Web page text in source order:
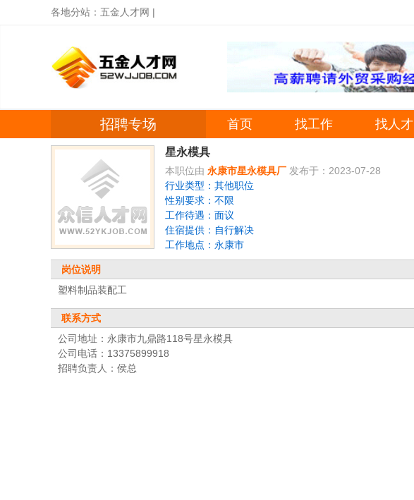
各地分站： 五金人才网 |
招聘专场 首页 找工作 找人才
星永模具
本职位由 永康市星永模具厂 发布于：2023-07-28
行业类型：其他职位
性别要求：不限
工作待遇：面议
住宿提供：自行解决
工作地点：永康市
岗位说明
塑料制品装配工
联系方式
公司地址：永康市九鼎路118号星永模具
公司电话：13375899918
招聘负责人：侯总